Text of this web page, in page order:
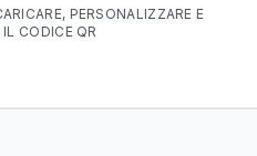
PERSONALIZZARE E
CODICE QR